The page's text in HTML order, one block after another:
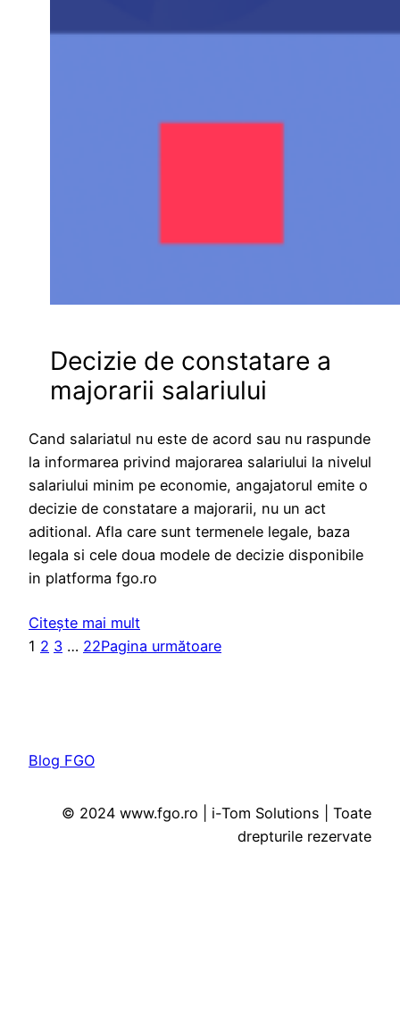
Decizie de constatare a
majorarii salariului
Cand salariatul nu este de acord sau nu raspunde
la informarea privind majorarea salariului la nivelul
salariului minim pe economie, angajatorul emite o
decizie de constatare a majorarii, nu un act
aditional. Afla care sunt termenele legale, baza
legala si cele doua modele de decizie disponibile
in platforma fgo.ro
Citește mai mult
1 2 3 … 22Pagina următoare
Blog FGO
© 2024 www.fgo.ro | i-Tom Solutions | Toate
drepturile rezervate